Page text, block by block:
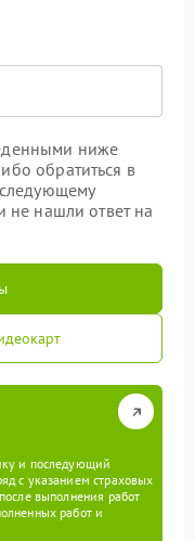
ниже
обратиться в
не нашли ответ на
и последующий
с указанием страховых
выполнения работ
работ и